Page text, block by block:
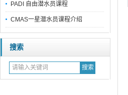
PADI 自由潜水员课程
CMAS一星潜水员课程介绍
搜索